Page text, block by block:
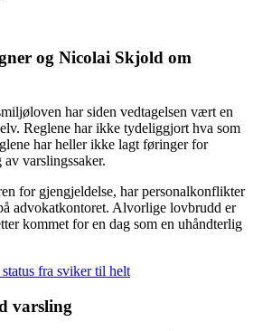
og Nicolai Skjold om
har siden vedtagelsen vært en
Reglene har ikke tydeliggjort hva som
har heller ikke lagt føringer for
varslingssaker.
for gjengjeldelse, har personalkonflikter
advokatkontoret. Alvorlige lovbrudd er
kommet for en dag som en uhåndterlig
status fra sviker til helt
varsling